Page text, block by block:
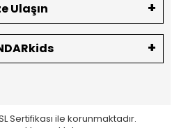
Ulaşın
Sertifikası ile korunmaktadır.